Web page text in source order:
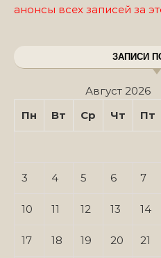
анонсы всех записей за
ЗАПИСИ
Август 2026
Пн
Вт Ср Чт Пт
3 4 5 6 7
10 11 12 13 14
17 18 19 20 21